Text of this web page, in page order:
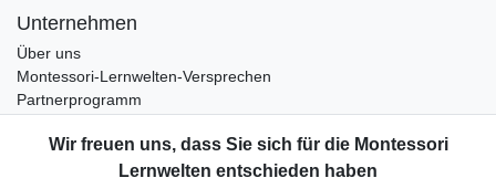
Unternehmen
Über uns
Montessori-Lernwelten-Versprechen
Partnerprogramm
Bestellung widerrufen